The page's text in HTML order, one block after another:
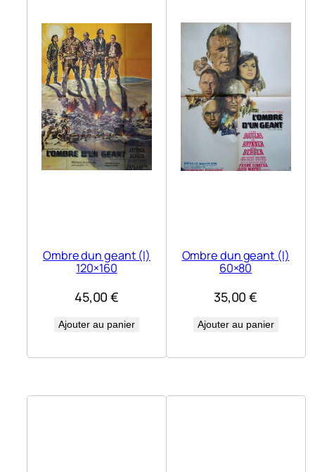
Ombre dun geant (l)
120×160
45,00€
Ajouter au panier
Ombre dun geant (l)
60×80
35,00€
Ajouter au panier